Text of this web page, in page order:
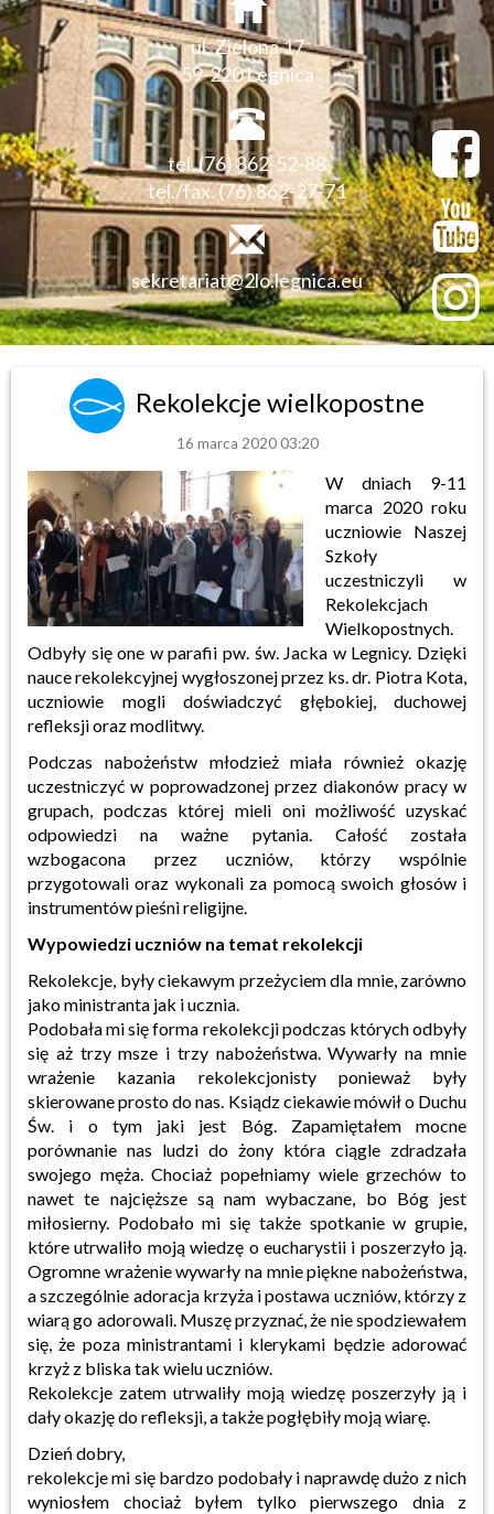
ul. Zielona 17
59-220 Legnica
tel. (76) 862-52-88
tel./fax. (76) 862-27-71
sekretariat@2lo.legnica.eu
Rekolekcje wielkopostne
16 marca 2020 03:20
W dniach 9-11
marca 2020 roku
uczniowie Naszej
Szkoły
uczestniczyli w
Rekolekcjach
Wielkopostnych.
Odbyły się one w parafii pw. św. Jacka w Legnicy. Dzięki
nauce rekolekcyjnej wygłoszonej przez ks. dr. Piotra Kota,
uczniowie mogli doświadczyć głębokiej, duchowej
refleksji oraz modlitwy.
Podczas nabożeństw młodzież miała również okazję
uczestniczyć w poprowadzonej przez diakonów pracy w
grupach, podczas której mieli oni możliwość uzyskać
odpowiedzi na ważne pytania. Całość została
wzbogacona przez uczniów, którzy wspólnie
przygotowali oraz wykonali za pomocą swoich głosów i
instrumentów pieśni religijne.
Wypowiedzi uczniów na temat rekolekcji
Rekolekcje, były ciekawym przeżyciem dla mnie, zarówno
jako ministranta jak i ucznia.
Podobała mi się forma rekolekcji podczas których odbyły
się aż trzy msze i trzy nabożeństwa. Wywarły na mnie
wrażenie kazania rekolekcjonisty ponieważ były
skierowane prosto do nas. Ksiądz ciekawie mówił o Duchu
Św. i o tym jaki jest Bóg. Zapamiętałem mocne
porównanie nas ludzi do żony która ciągle zdradzała
swojego męża. Chociaż popełniamy wiele grzechów to
nawet te najcięższe są nam wybaczane, bo Bóg jest
miłosierny. Podobało mi się także spotkanie w grupie,
które utrwaliło moją wiedzę o eucharystii i poszerzyło ją.
Ogromne wrażenie wywarły na mnie piękne nabożeństwa,
a szczególnie adoracja krzyża i postawa uczniów, którzy z
wiarą go adorowali. Muszę przyznać, że nie spodziewałem
się, że poza ministrantami i klerykami będzie adorować
krzyż z bliska tak wielu uczniów.
Rekolekcje zatem utrwaliły moją wiedzę poszerzyły ją i
dały okazję do refleksji, a także pogłębiły moją wiarę.
Dzień dobry,
rekolekcje mi się bardzo podobały i naprawdę dużo z nich
wyniosłem chociaż byłem tylko pierwszego dnia z